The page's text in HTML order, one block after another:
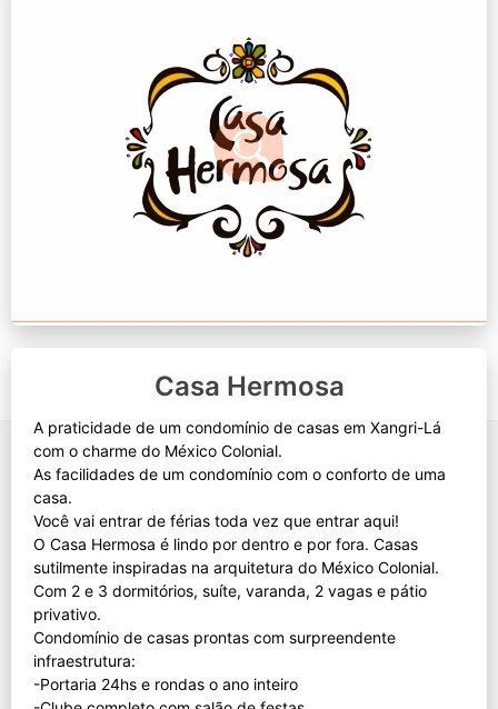
Casa Hermosa
A praticidade de um condomínio de casas em Xangri-Lá
com o charme do México Colonial.
As facilidades de um condomínio com o conforto de uma
casa.
Você vai entrar de férias toda vez que entrar aqui!
O Casa Hermosa é lindo por dentro e por fora. Casas
sutilmente inspiradas na arquitetura do México Colonial.
Com 2 e 3 dormitórios, suíte, varanda, 2 vagas e pátio
privativo.
Condomínio de casas prontas com surpreendente
infraestrutura:
-Portaria 24hs e rondas o ano inteiro